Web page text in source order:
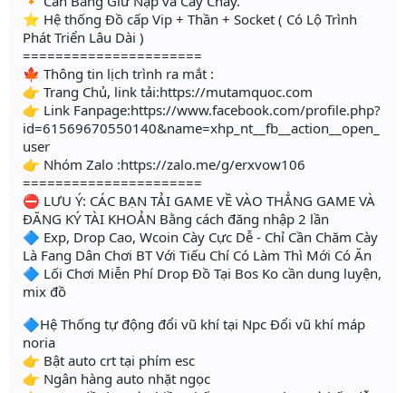
⭐️ Hệ thống Đồ cấp Vip + Thần + Socket ( Có Lộ Trình
Phát Triển Lâu Dài )
======================
🍁 Thông tin lịch trình ra mắt :
👉 Trang Chủ, link tải:https://mutamquoc.com
👉 Link Fanpage:https://www.facebook.com/profile.php?
id=61569670550140&name=xhp_nt__fb__action__open_
user
👉 Nhóm Zalo :https://zalo.me/g/erxvow106
======================
⛔ LƯU Ý: CÁC BẠN TẢI GAME VỀ VÀO THẲNG GAME VÀ
ĐĂNG KÝ TÀI KHOẢN Bằng cách đăng nhập 2 lần
🔷 Exp, Drop Cao, Wcoin Cày Cực Dễ - Chỉ Cần Chăm Cày
Là Fang Dân Chơi BT Với Tiếu Chí Có Làm Thì Mới Có Ăn
🔷 Lối Chơi Miễn Phí Drop Đồ Tại Bos Ko cần dung luyện,
mix đồ
🔷Hệ Thống tự động đổi vũ khí tại Npc Đổi vũ khí máp
noria
👉 Bật auto crt tại phím esc
👉 Ngân hàng auto nhặt ngọc